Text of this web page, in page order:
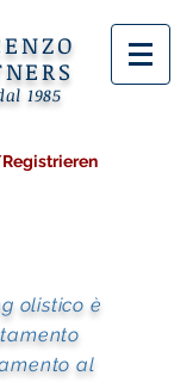
1985
olistico è
al